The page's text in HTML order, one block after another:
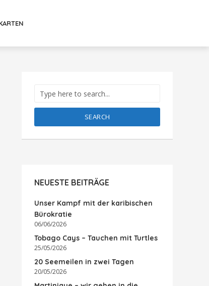
SEARCH
NEUESTE BEITRÄGE
Unser Kampf mit der karibischen
Bürokratie
06/06/2026
Tobago Cays – Tauchen mit Turtles
25/05/2026
20 Seemeilen in zwei Tagen
20/05/2026